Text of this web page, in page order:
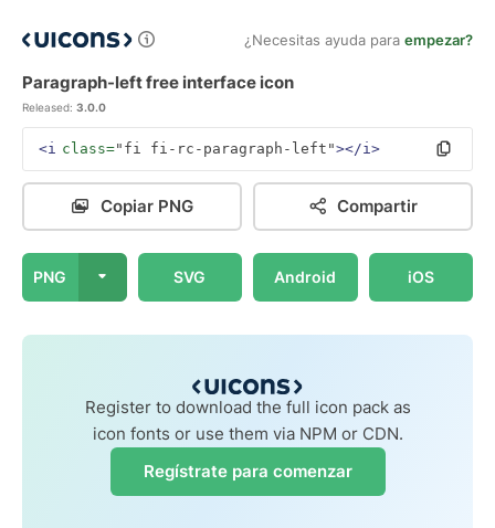
¿Necesitas ayuda para empezar?
Paragraph-left free interface icon
Released: 3.0.0
<i class="fi fi-rc-paragraph-left"></i>
Copiar PNG Compartir
PNG SVG Android iOS
Register to download the full icon pack as
icon fonts or use them via NPM or CDN.
Regístrate para comenzar